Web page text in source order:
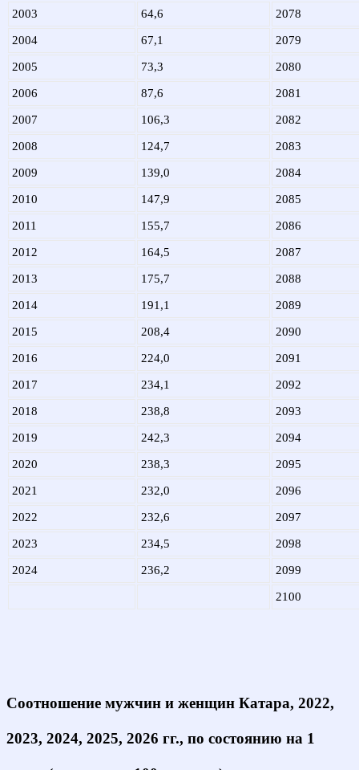
2003 64,6 2078
2004 67,1 2079
2005 73,3 2080
2006 87,6 2081
2007 106,3 2082
2008 124,7 2083
2009 139,0 2084
2010 147,9 2085
2011 155,7 2086
2012 164,5 2087
2013 175,7 2088
2014 191,1 2089
2015 208,4 2090
2016 224,0 2091
2017 234,1 2092
2018 238,8 2093
2019 242,3 2094
2020 238,3 2095
2021 232,0 2096
2022 232,6 2097
2023 234,5 2098
2024 236,2 2099
2100
Соотношение мужчин и женщин Катара, 2022,
2023, 2024, 2025, 2026 гг., по состоянию на 1